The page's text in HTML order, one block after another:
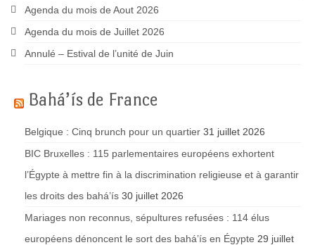
Agenda du mois de Aout 2026
Agenda du mois de Juillet 2026
Annulé – Estival de l’unité de Juin
Bahá’ís de France
Belgique : Cinq brunch pour un quartier 31 juillet 2026
BIC Bruxelles : 115 parlementaires européens exhortent
l’Égypte à mettre fin à la discrimination religieuse et à garantir
les droits des bahá’ís 30 juillet 2026
Mariages non reconnus, sépultures refusées : 114 élus
européens dénoncent le sort des bahá’ís en Égypte 29 juillet